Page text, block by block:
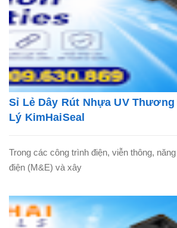
Sỉ Lẻ Dây Rút Nhựa UV
Lý KimHaiSeal
Trong các công trình điện, viễn thông,
điện (M&E) và xây